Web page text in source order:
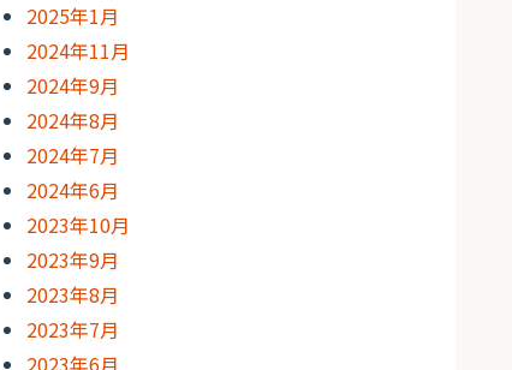
2025年1月
2024年11月
2024年9月
2024年8月
2024年7月
2024年6月
2023年10月
2023年9月
2023年8月
2023年7月
2023年6月